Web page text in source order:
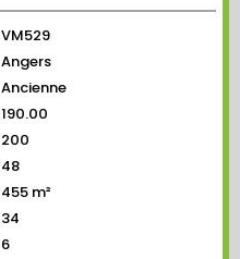
VM529
Angers
Ancienne
190.00
200
48
455 m²
34
6